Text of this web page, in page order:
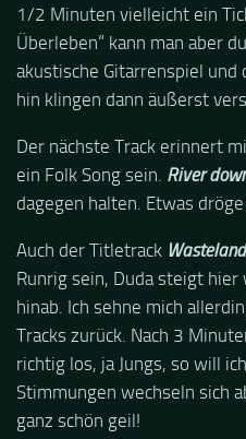
1/2 Minuten vielleicht ein
Überleben“ kann man aber
akustische Gitarrenspiel und
hin klingen dann äußerst
Der nächste Track erinnert
ein Folk Song sein. River
dagegen halten. Etwas
Auch der Titletrack Wasteland
Runrig sein, Duda steigt
hinab. Ich sehne mich
Tracks zurück. Nach 3
richtig los, ja Jungs, so will
Stimmungen wechseln sich
ganz schön geil!